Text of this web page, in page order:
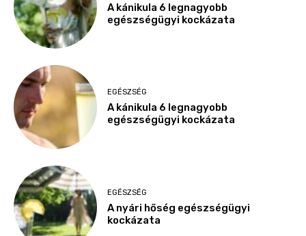
A kánikula 6 legnagyobb
egészségügyi kockázata
EGÉSZSÉG
A kánikula 6 legnagyobb
egészségügyi kockázata
EGÉSZSÉG
A nyári hőség egészségügyi
kockázata